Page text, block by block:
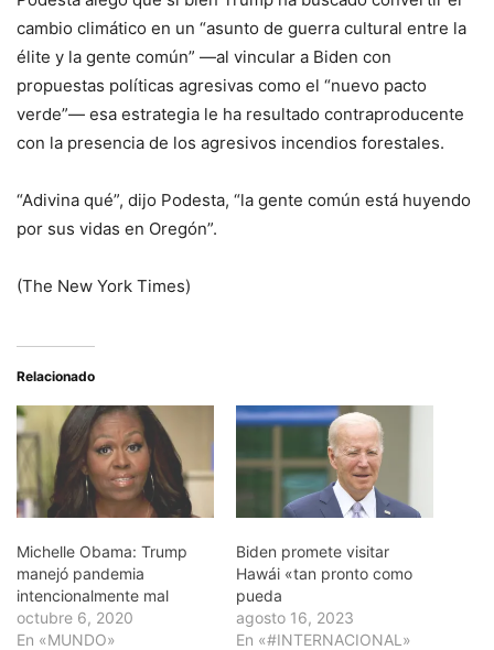
cambio climático en un “asunto de guerra cultural entre la
élite y la gente común” —al vincular a Biden con
propuestas políticas agresivas como el “nuevo pacto
verde”— esa estrategia le ha resultado contraproducente
con la presencia de los agresivos incendios forestales.
“Adivina qué”, dijo Podesta, “la gente común está huyendo
por sus vidas en Oregón”.
(The New York Times)
Relacionado
Michelle Obama: Trump
manejó pandemia
intencionalmente mal
octubre 6, 2020
En «MUNDO»
Biden promete visitar
Hawái «tan pronto como
pueda
agosto 16, 2023
En «#INTERNACIONAL»